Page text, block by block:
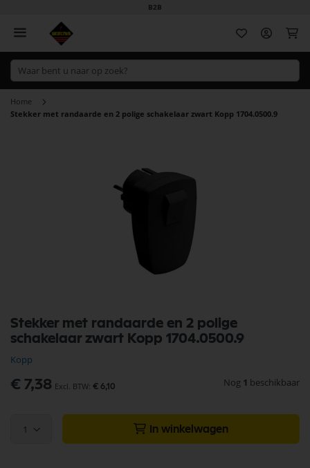
B2B
Home
Stekker met randaarde en 2 polige schakelaar zwart Kopp 1704.0500.9
Stekker met randaarde en 2 polige
schakelaar zwart Kopp 1704.0500.9
Kopp
€ 7,38 € 6,10 Nog 1 beschikbaar
1 In winkelwagen
naar
het
van
de
afbeeldingen-